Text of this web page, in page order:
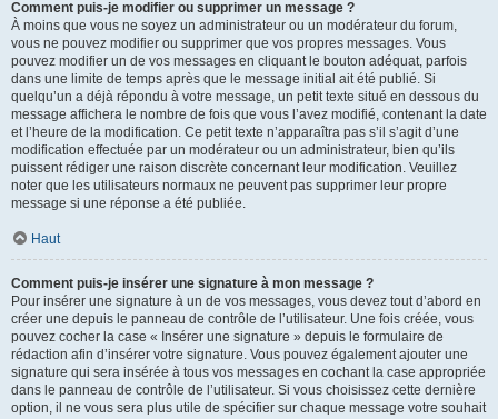
Comment puis-je modifier ou supprimer un message ?
À moins que vous ne soyez un administrateur ou un modérateur du forum,
vous ne pouvez modifier ou supprimer que vos propres messages. Vous
pouvez modifier un de vos messages en cliquant le bouton adéquat, parfois
dans une limite de temps après que le message initial ait été publié. Si
quelqu’un a déjà répondu à votre message, un petit texte situé en dessous du
message affichera le nombre de fois que vous l’avez modifié, contenant la date
et l’heure de la modification. Ce petit texte n’apparaîtra pas s’il s’agit d’une
modification effectuée par un modérateur ou un administrateur, bien qu’ils
puissent rédiger une raison discrète concernant leur modification. Veuillez
noter que les utilisateurs normaux ne peuvent pas supprimer leur propre
message si une réponse a été publiée.
Haut
Comment puis-je insérer une signature à mon message ?
Pour insérer une signature à un de vos messages, vous devez tout d’abord en
créer une depuis le panneau de contrôle de l’utilisateur. Une fois créée, vous
pouvez cocher la case « Insérer une signature » depuis le formulaire de
rédaction afin d’insérer votre signature. Vous pouvez également ajouter une
signature qui sera insérée à tous vos messages en cochant la case appropriée
dans le panneau de contrôle de l’utilisateur. Si vous choisissez cette dernière
option, il ne vous sera plus utile de spécifier sur chaque message votre souhait